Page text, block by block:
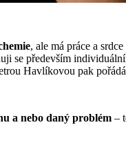
, ale má práce a
se především
Havlíkovou pak
a nebo daný problém –